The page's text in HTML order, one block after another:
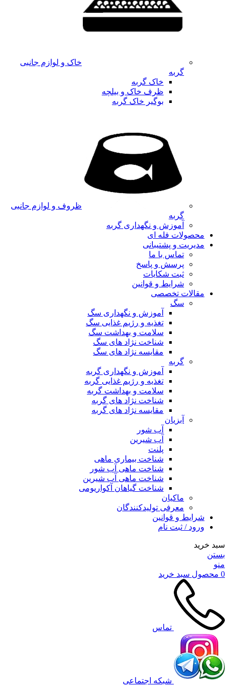
خاک و لوازم جانبی
گربه
خاک گربه
ظرف خاک و بیلچه
بوگیر خاک گربه
ظروف و لوازم جانبی
گربه
آموزش و نگهداری گربه
محصولات فله ای
مدیریت و پشتیبانی
تماس با ما
پرسش و پاسخ
ثبت شکایات
شرایط و قوانین
مقالات تخصصی
سگ
آموزش و نگهداری سگ
تغذیه و رژیم غذایی سگ
سلامت و بهداشت سگ
شناخت نژاد های سگ
مقایسه نژاد های سگ
گربه
آموزش و نگهداری گربه
تغذیه و رژیم غذایی گربه
سلامت و بهداشت گربه
شناخت نژاد های گربه
مقایسه نژاد های گربه
آبزیان
آب شور
آب شیرین
پلنت
شناخت بیماری ماهی
شناخت ماهی آب شور
شناخت ماهی آب شیرین
شناخت گیاهان آکواریومی
ماکیان
معرفی تولیدکنندگان
شرایط و قوانین
ورود / ثبت نام
سبد خرید
بستن
منو
0 محصول سبد خرید
تماس
شبکه اجتماعی